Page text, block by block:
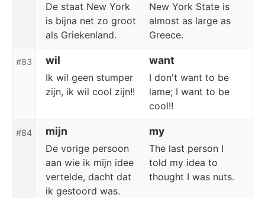
De staat New York
is bijna net zo groot
als Griekenland.
New York State is
almost as large as
Greece.
#83 wil want
Ik wil geen stumper
zijn, ik wil cool zijn!!
I don't want to be
lame; I want to be
cool!!
#84 mijn my
De vorige persoon
aan wie ik mijn idee
vertelde, dacht dat
ik gestoord was.
The last person I
told my idea to
thought I was nuts.